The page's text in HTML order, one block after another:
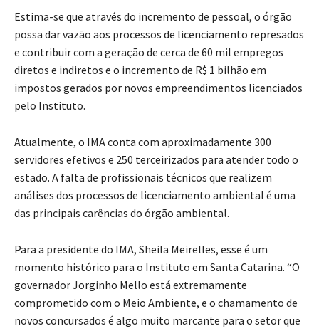
Estima-se que através do incremento de pessoal, o órgão
possa dar vazão aos processos de licenciamento represados
e contribuir com a geração de cerca de 60 mil empregos
diretos e indiretos e o incremento de R$ 1 bilhão em
impostos gerados por novos empreendimentos licenciados
pelo Instituto.
Atualmente, o IMA conta com aproximadamente 300
servidores efetivos e 250 terceirizados para atender todo o
estado. A falta de profissionais técnicos que realizem
análises dos processos de licenciamento ambiental é uma
das principais carências do órgão ambiental.
Para a presidente do IMA, Sheila Meirelles, esse é um
momento histórico para o Instituto em Santa Catarina. “O
governador Jorginho Mello está extremamente
comprometido com o Meio Ambiente, e o chamamento de
novos concursados é algo muito marcante para o setor que